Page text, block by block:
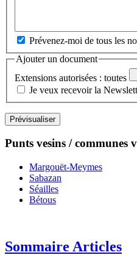
Prévenez-moi de tous les
Ajouter un document
Extensions autorisées : toutes
Je veux recevoir la
Punts vesins / communes
Margouët-Meymes
Sabazan
Séailles
Bétous
Sommaire Articles